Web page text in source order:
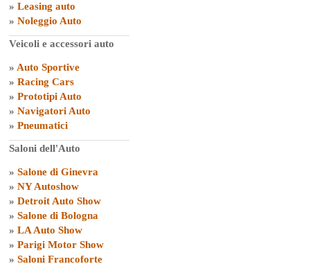
» Leasing auto
» Noleggio Auto
Veicoli e accessori auto
» Auto Sportive
» Racing Cars
» Prototipi Auto
» Navigatori Auto
» Pneumatici
Saloni dell'Auto
» Salone di Ginevra
» NY Autoshow
» Detroit Auto Show
» Salone di Bologna
» LA Auto Show
» Parigi Motor Show
» Saloni Francoforte